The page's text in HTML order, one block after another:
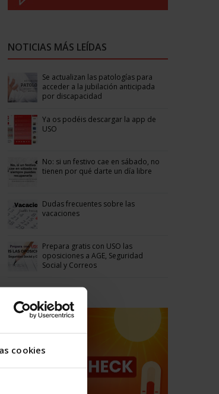
cookies
NOTICIAS MÁS LEÍDAS
Se actualizan las patologías para
acceder a la jubilación anticipada
por discapacidad
Ya os podéis descargar la app de
USO
No: si un festivo cae en sábado, no
tienen por qué darte un día libre
Dudas frecuentes sobre las
vacaciones
Prepara gratis con USO las
oposiciones a AGE, Seguridad
Social y Correos